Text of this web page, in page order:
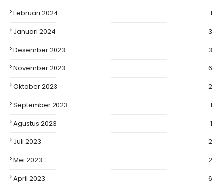
Februari 2024
1
Januari 2024
3
Desember 2023
3
November 2023
6
Oktober 2023
2
September 2023
1
Agustus 2023
1
Juli 2023
2
Mei 2023
2
April 2023
6